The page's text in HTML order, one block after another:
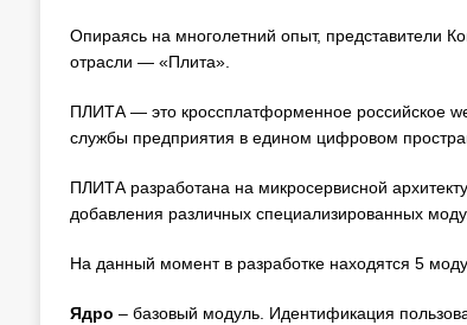
Опираясь на многолетний опыт, представители
отрасли — «Плита».
ПЛИТА — это кроссплатформенное российское
службы предприятия в едином цифровом
ПЛИТА разработана на микросервисной
добавления различных специализированных
На данный момент в разработке находятся 5
Ядро – базовый модуль. Идентификация